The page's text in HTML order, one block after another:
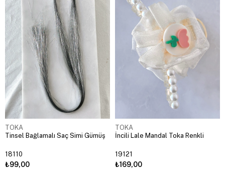
TOKA
Tinsel Bağlamalı Saç Simi Gümüş
18110
₺99,00
TOKA
İncili Lale Mandal Toka Renkli
19121
₺169,00